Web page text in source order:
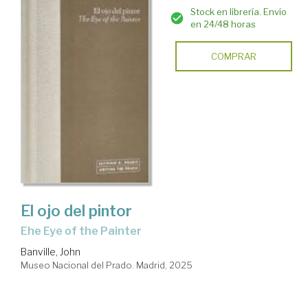
Stock en librería. Envío
en 24/48 horas
COMPRAR
El ojo del pintor
Ehe Eye of the Painter
Banville, John
Museo Nacional del Prado. Madrid, 2025